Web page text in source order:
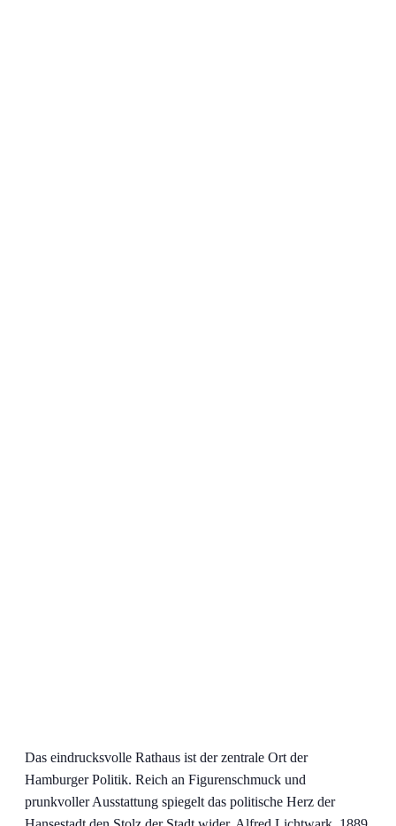
Das eindrucksvolle Rathaus ist der zentrale Ort der
Hamburger Politik. Reich an Figurenschmuck und
prunkvoller Ausstattung spiegelt das politische Herz der